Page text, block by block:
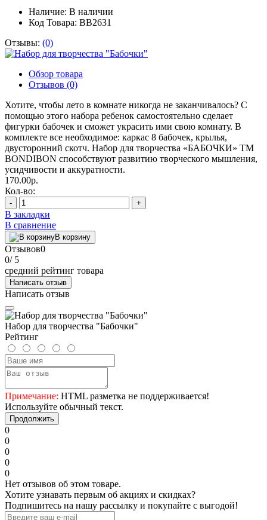
Наличие: В наличии
Код Товара: ВВ2631
Отзывы: (0)
Обзор товара
Отзывов (0)
Хотите, чтобы лето в комнате никогда не заканчивалось? С
помощью этого набора ребенок самостоятельно сделает
фигурки бабочек и сможет украсить ими свою комнату. В
комплекте все необходимое: каркас 8 бабочек, крылья,
двусторонний скотч. Набор для творчества «БАБОЧКИ» ТМ
BONDIBON способствуют развитию творческого мышления,
усидчивости и аккуратности.
170.00р.
Кол-во:
- +
В закладки
В сравнение
В корзину
Отзывов0
0/ 5
средний рейтинг товара
Написать отзыв
Написать отзыв
Набор для творчества "Бабочки"
Рейтинг
Примечание: HTML разметка не поддерживается!
Используйте обычный текст.
Продолжить
0
0
0
0
0
Нет отзывов об этом товаре.
Хотите узнавать первым об акциях и скидках?
Подпишитесь на нашу рассылку и покупайте с выгодой!